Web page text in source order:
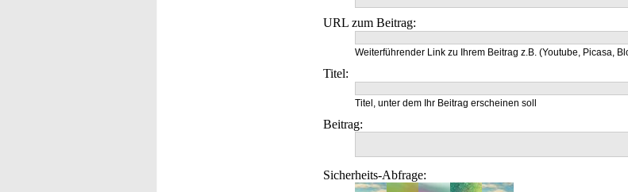
URL zum Beitrag:
Weiterführender Link zu Ihrem Beitrag z.B. (Youtube, Picasa,
Titel:
Titel, unter dem Ihr Beitrag erscheinen soll
Beitrag:
Sicherheits-Abfrage: